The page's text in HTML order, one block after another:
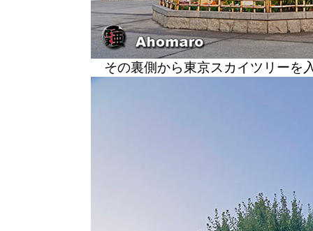
その裏側から東京スカイツリーを